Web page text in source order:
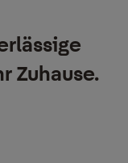
Zuhause.